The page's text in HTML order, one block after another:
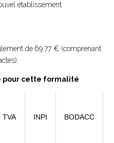
établissement
de 69.77 € (comprenant
pour cette formalité
TVA INPI BODACC